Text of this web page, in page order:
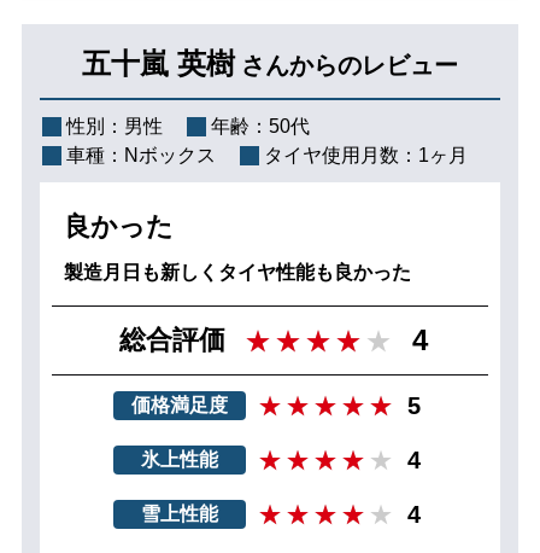
五十嵐 英樹 さんからのレビュー
性別： 男性 年齢： 50代
車種： Nボックス タイヤ使用月数： 1ヶ月
良かった
製造月日も新しくタイヤ性能も良かった
総合評価 4
価格満足度 5
氷上性能 4
雪上性能 4